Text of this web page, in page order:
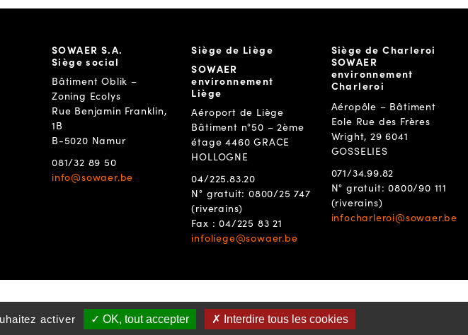
SOWAER S.A.
Siège social
Bâtiment Oblik –
Zoning Ecolys
Rue Benjamin Franklin,
1B
B-5020 Namur
081/32 89 50
info@sowaer.be
Siège de Liège
SOWAER
environnement
Liège
Aéroport de Liège
Bâtiment n°50 – 2ème
étage 4460 GRACE
HOLLOGNE
04/225.83.20
N° gratuit: 0800/25 747
(riverains)
Fax : 04/225 83 21
infoliege@sowaer.be
Siège de Charleroi
SOWAER
environnement
Charleroi
Aéropôle – Bâtiment
Eole Rue des Frères
Wright, 29 6041
GOSSELIES
071/34.99.82
N° gratuit: 0800/90 111
(riverains)
infocharleroi@sowaer.be
newsletter Politique de confidentialité Politique des cookies
activer ✓ OK, tout accepter ✗ Interdire tous les cookies